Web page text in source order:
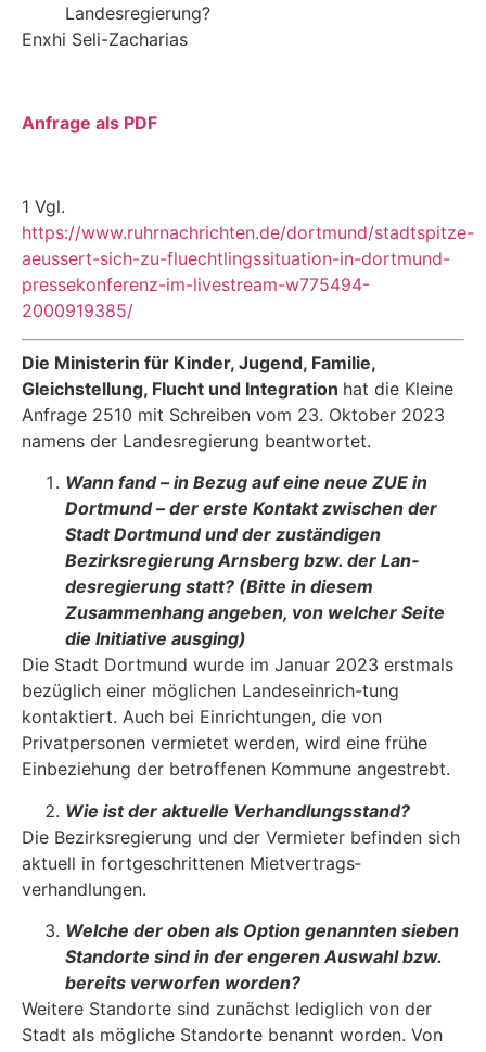
Landesregierung?
Enxhi Seli-Zacharias
Anfrage als PDF
1 Vgl.
https://www.ruhrnachrichten.de/dortmund/stadtspitze-
aeussert-sich-zu-fluechtlingssituation-in-dortmund-
pressekonferenz-im-livestream-w775494-
2000919385/
Die Ministerin für Kinder, Jugend, Familie,
Gleichstellung, Flucht und Integration hat die Kleine
Anfrage 2510 mit Schreiben vom 23. Oktober 2023
namens der Landesregierung be­antwortet.
Wann fand– in Bezug auf eine neue ZUE in
Dortmund– der erste Kontakt zwischen der
Stadt Dortmund und der zuständigen
Bezirksregierung Arnsberg bzw. der Lan­
desregierung statt? (Bitte in diesem
Zusammenhang angeben, von welcher Seite
die Initiative ausging)
Die Stadt Dortmund wurde im Januar 2023 erstmals
bezüglich einer möglichen Landeseinrich-tung
kontaktiert. Auch bei Einrichtungen, die von
Privatpersonen vermietet werden, wird eine frühe
Einbeziehung der betroffenen Kommune angestrebt.
Wie ist der aktuelle Verhandlungsstand?
Die Bezirksregierung und der Vermieter befinden sich
aktuell in fortgeschrittenen Mietvertrags­
verhandlungen.
Welche der oben als Option genannten sieben
Standorte sind in der engeren Aus­wahl bzw.
bereits verworfen worden?
Weitere Standorte sind zunächst lediglich von der
Stadt als mögliche Standorte benannt wor­den. Von